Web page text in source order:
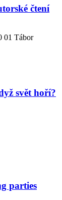
čtení
01 Tábor
svět hoří?
parties